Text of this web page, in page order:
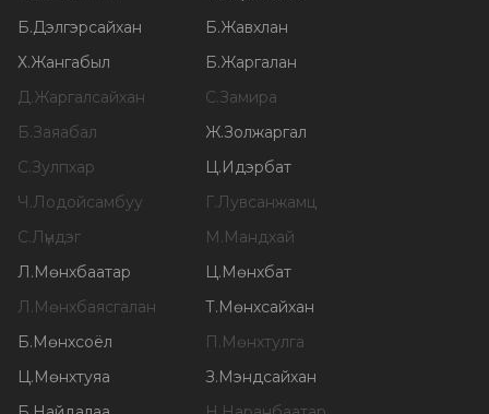
Б.Дэлгэрсайхан Б.Жавхлан
Х.Жангабыл Б.Жаргалан
Д.Жаргалсайхан С.Замира
Б.Заяабал Ж.Золжаргал
С.Зулпхар Ц.Идэрбат
Ч.Лодойсамбуу Г.Лувсанжамц
С.Лүндэг М.Мандхай
Л.Мөнхбаатар Ц.Мөнхбат
Л.Мөнхбаясгалан Т.Мөнхсайхан
Б.Мөнхсоёл П.Мөнхтулга
Ц.Мөнхтуяа З.Мэндсайхан